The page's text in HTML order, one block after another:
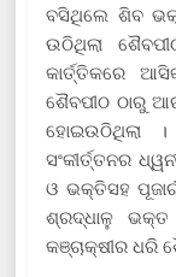
ବସିଥିଲେ ଶିବ
ଉଠିଥିଲା
କାର୍ତ୍ତିକରେ
ଶୈବପୀଠ ଠାରୁ
ହୋଇଉଠିଥିଲା
ସଂକୀର୍ତ୍ତନର
ଓ ଭକ୍ତିସହ
ଶ୍ରଦ୍ଧାଳୁ
କଞ୍ଚାକ୍ଷୀର ଧରି